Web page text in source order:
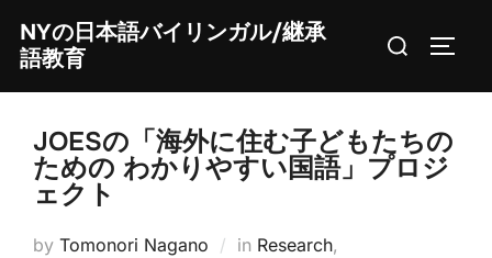
content
NYの日本語バイリンガル/継承
語教育
Search
JOESの「海外に住む子どもたちの
ための わかりやすい国語」プロジ
ェクト
by Tomonori Nagano in Research,